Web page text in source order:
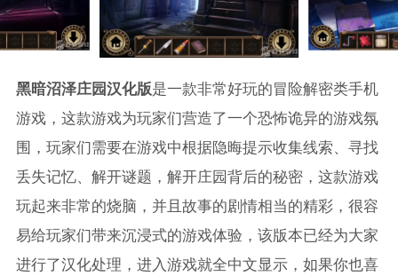
黑暗沼泽庄园汉化版是一款非常好玩的冒险解密类手机
游戏，这款游戏为玩家们营造了一个恐怖诡异的游戏氛
围，玩家们需要在游戏中根据隐晦提示收集线索、寻找
丢失记忆、解开谜题，解开庄园背后的秘密，这款游戏
玩起来非常的烧脑，并且故事的剧情相当的精彩，很容
易给玩家们带来沉浸式的游戏体验，该版本已经为大家
进行了汉化处理，进入游戏就全中文显示，如果你也喜